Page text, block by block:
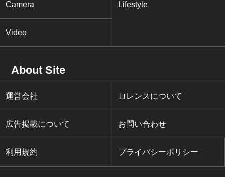
Camera Lifestyle
Video
About Site
運営会社 ロレンスについて
広告掲載について お問い合わせ
利用規約 プライバシーポリシー